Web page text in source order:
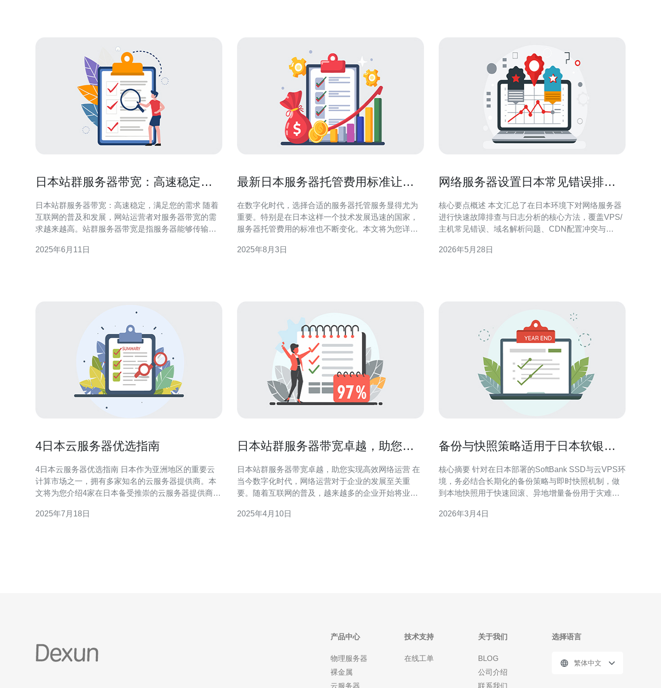
日本站群服务器带宽：高速稳定，
日本站群服务器带宽：高速稳定，满足您的需求 随着
互联网的普及和发展，网站运营者对服务器带宽的需
求越来越高。站群服务器带宽是指服务器能够传输数
亚洲互联网发达国家之一，拥有先进的网络基础设施
2025年6月11日
最新日本服务器托管费用标准让你
在数字化时代，选择合适的服务器托管服务显得尤为
重要。特别是在日本这样一个技术发展迅速的国家，
服务器托管费用的标准也不断变化。本文将为您详细
智的选择。 首先，让我们了解一下日本市场上服务器
2025年8月3日
网络服务器设置日本常见错误排查
核心要点概述 本文汇总了在日本环境下对网络服务器
进行快速故障排查与日志分析的核心方法，覆盖VPS/
主机常见错误、域名解析问题、CDN配置冲突与
和日志（如error.log、access.log、
2026年5月28日
4日本云服务器优选指南
4日本云服务器优选指南 日本作为亚洲地区的重要云
计算市场之一，拥有多家知名的云服务器提供商。本
文将为您介绍4家在日本备受推崇的云服务器提供商，
云服务器提供商是XXX，该公司提供了XXX特色的云
2025年7月18日
日本站群服务器带宽卓越，助您实
日本站群服务器带宽卓越，助您实现高效网络运营 在
当今数字化时代，网络运营对于企业的发展至关重
要。随着互联网的普及，越来越多的企业开始将业务
能力。而站群服务器作为一种强大的网络工具，其带
2025年4月10日
备份与快照策略适用于日本软银
核心摘要 针对在日本部署的SoftBank SSD与云VPS环
境，务必结合长期化的备份策略与即时快照机制，做
到本地快照用于快速回滚、异地增量备份用于灾难恢
CDN用于静态内容分发、结合DDoS防御和网络分段
2026年3月4日
产品中心
物理服务器
裸金属
云服务器
技术支持
在线工单
关于我们
BLOG
公司介绍
联系我们
选择语言
繁体中文